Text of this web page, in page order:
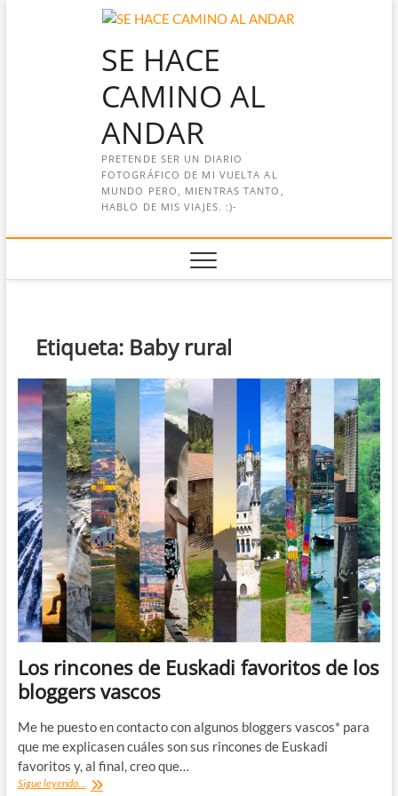
SE HACE
CAMINO AL
ANDAR
PRETENDE SER UN DIARIO
FOTOGRÁFICO DE MI VUELTA AL
MUNDO PERO, MIENTRAS TANTO,
HABLO DE MIS VIAJES. :)-
Etiqueta: Baby rural
Los rincones de Euskadi favoritos de los
bloggers vascos
Me he puesto en contacto con algunos bloggers vascos* para
que me explicasen cuáles son sus rincones de Euskadi
favoritos y, al final, creo que…
Sigue leyendo...
Los